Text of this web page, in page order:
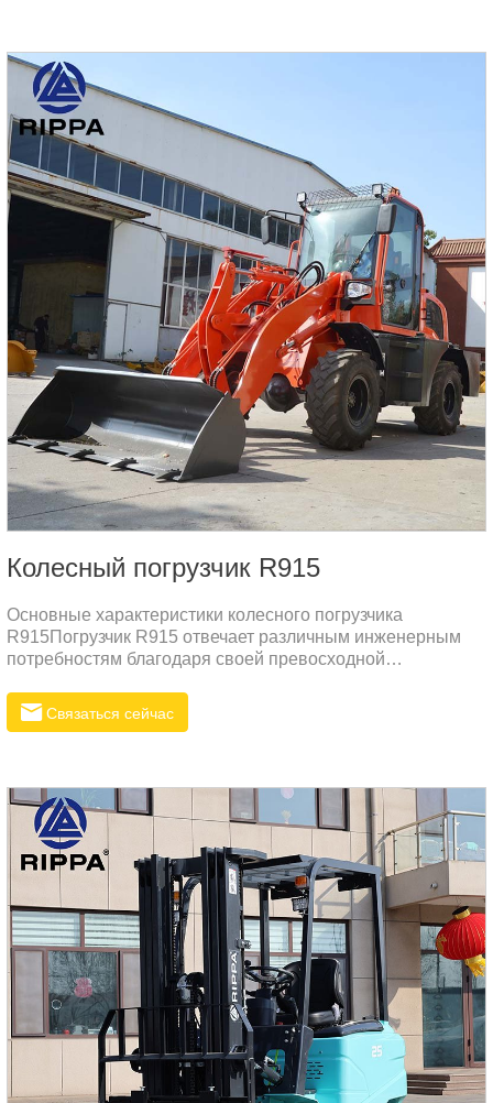
транспортировке2200 ммРасстояние между центрами
колес2400 ммКлиренс противовеса1035 ммКоличество
шин750-16Длина стрелы3350 ммДлина рукояти1900
ммРабочий диапазонЗначениеМаксимальная высота
копания6550 ммМаксимальная высота выгрузки4500
ммМаксимальная глубина копания3380
Колесный погрузчик R915
Основные характеристики колесного погрузчика
R915Погрузчик R915 отвечает различным инженерным
потребностям благодаря своей превосходной
Связаться сейчас